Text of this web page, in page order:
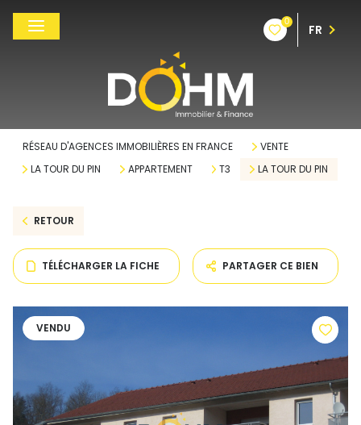
0
FR
RÉSEAU D'AGENCES IMMOBILIÈRES EN FRANCE
VENTE
LA TOUR DU PIN
APPARTEMENT T3 LA TOUR DU PIN
RETOUR
TÉLÉCHARGER LA FICHE PARTAGER CE BIEN
VENDU